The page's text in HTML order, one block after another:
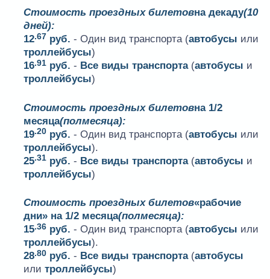
Стоимость проездных билетовна декаду(10
дней):
12.67 руб. - Один вид транспорта (автобусы или
троллейбусы)
16.91 руб. - Все виды транспорта(автобусы и
троллейбусы)
Стоимость проездных билетовна 1/2
месяца(полмесяца):
19.20 руб. - Один вид транспорта (автобусы или
троллейбусы).
25.31 руб. - Все виды транспорта(автобусы и
троллейбусы)
Стоимость проездных билетов«рабочие
дни» на 1/2 месяца(полмесяца):
15.36 руб. - Один вид транспорта (автобусы или
троллейбусы).
28.80 руб. - Все виды транспорта(автобусы
илитроллейбусы)